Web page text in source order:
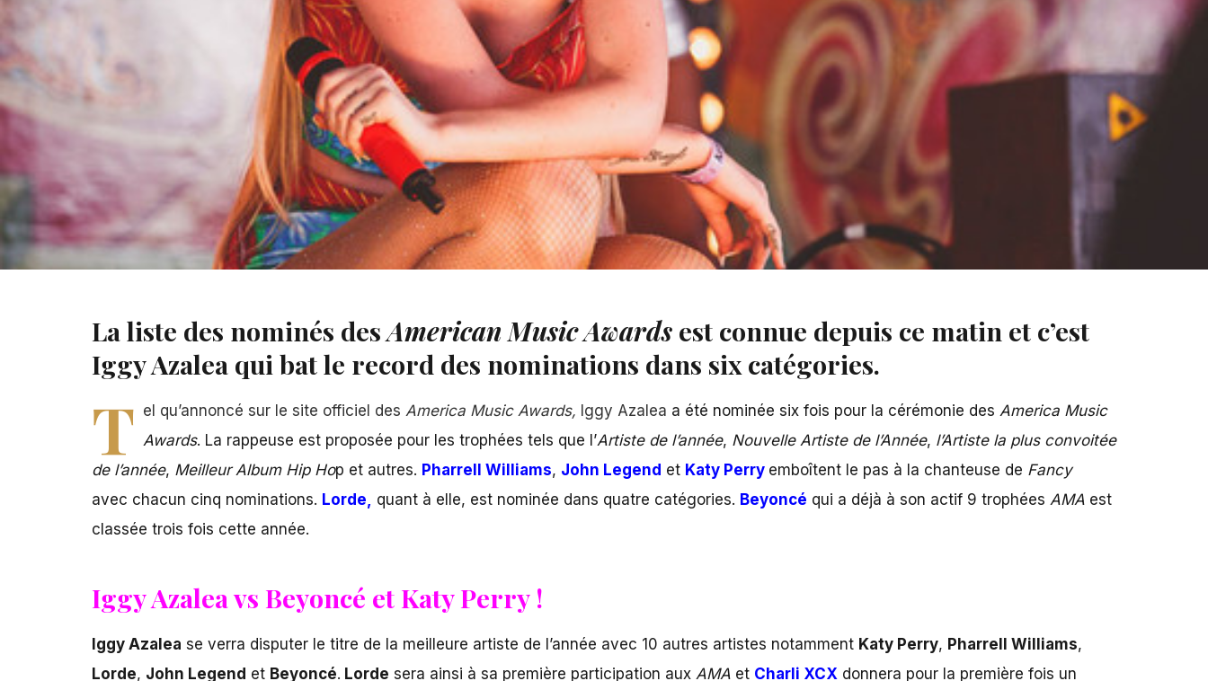
La liste des nominés desAmerican Music Awards est connue depuis ce matin et c’est
Iggy Azalea qui bat le record des nominations dans six catégories.
T el qu’annoncé sur le site officiel des America Music Awards, Iggy Azalea a été nominée six fois pour la cérémonie des America Music
Awards. La rappeuse est proposée pour les trophées tels que l’Artiste de l’année, Nouvelle Artiste de l’Année, l’Artiste la plus convoitée
de l’année, Meilleur Album Hip Hop et autres. Pharrell Williams, John Legend et Katy Perry emboîtent le pas à la chanteuse de Fancy
avec chacun cinq nominations. Lorde, quant à elle, est nominée dans quatre catégories. Beyoncé qui a déjà à son actif 9 trophées AMA est
classée trois fois cette année.
Iggy Azalea vs Beyoncé et Katy Perry !
Iggy Azalea se verra disputer le titre de la meilleure artiste de l’année avec 10 autres artistes notamment Katy Perry, Pharrell Williams,
Lorde, John Legend et Beyoncé. Lorde sera ainsi à sa première participation aux AMA et Charli XCX donnera pour la première fois un